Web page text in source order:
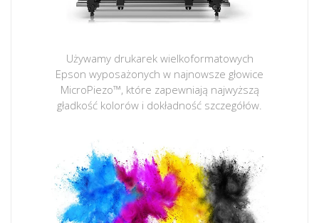
Używamy drukarek wielkoformatowych
Epson wyposażonych w najnowsze głowice
MicroPiezo™, które zapewniają najwyższą
gładkość kolorów i dokładność szczegółów.